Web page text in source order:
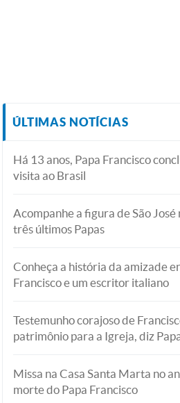
ÚLTIMAS NOTÍCIAS
Há 13 anos, Papa Francisco
visita ao Brasil
Acompanhe a figura de São José
três últimos Papas
Conheça a história da amizade
Francisco e um escritor italiano
Testemunho corajoso de
patrimônio para a Igreja, diz
Missa na Casa Santa Marta no
morte do Papa Francisco